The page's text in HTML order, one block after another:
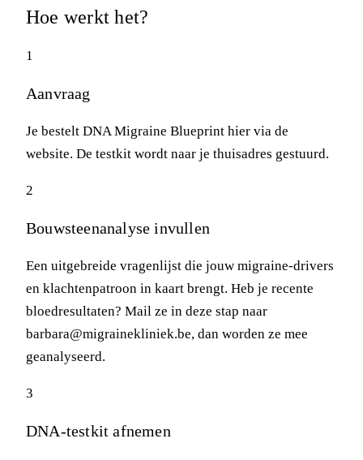
Hoe werkt het?
1
Aanvraag
Je bestelt DNA Migraine Blueprint hier via de
website. De testkit wordt naar je thuisadres gestuurd.
2
Bouwsteenanalyse invullen
Een uitgebreide vragenlijst die jouw migraine-drivers
en klachtenpatroon in kaart brengt. Heb je recente
bloedresultaten? Mail ze in deze stap naar
barbara@migrainekliniek.be, dan worden ze mee
geanalyseerd.
3
DNA-testkit afnemen